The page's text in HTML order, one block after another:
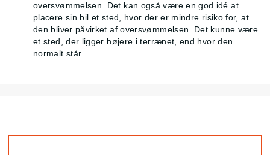
oversvømmelsen. Det kan også være en god idé at
placere sin bil et sted, hvor der er mindre risiko for, at
den bliver påvirket af oversvømmelsen. Det kunne være
et sted, der ligger højere i terrænet, end hvor den
normalt står.